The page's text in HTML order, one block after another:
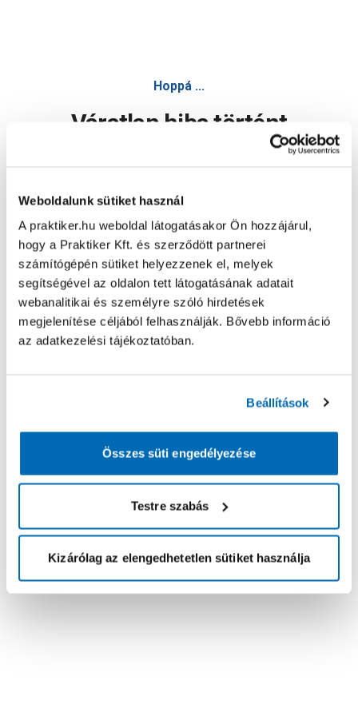
Weboldalunk sütiket használ
A praktiker.hu weboldal látogatásakor Ön hozzájárul,
hogy a Praktiker Kft. és szerződött partnerei
számítógépén sütiket helyezzenek el, melyek
segítségével az oldalon tett látogatásának adatait
webanalitikai és személyre szóló hirdetések
megjelenítése céljából felhasználják. Bővebb információ
az adatkezelési tájékoztatóban.
Beállítások
Összes süti engedélyezése
Testre szabás
Kizárólag az elengedhetetlen sütiket használja
Hoppá ...
Váratlan hiba történt
Oldal újratöltése